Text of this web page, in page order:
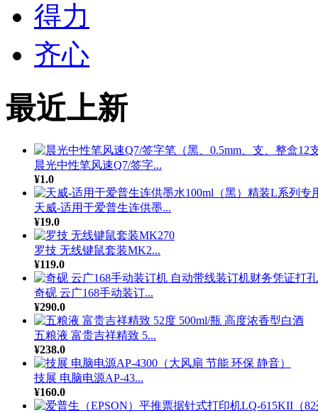
得力
齐心
最近上新
晨光中性笔风速Q7/签字...
¥1.0
天威-适用于爱普生连供墨...
¥19.0
罗技 无线键鼠套装MK2...
¥119.0
奇砚 云广168手动装订...
¥290.0
五粮液 富贵吉祥精致 5...
¥238.0
技展 电脑电源AP-43...
¥160.0